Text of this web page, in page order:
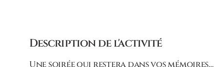
Description de l'activité
Une soirée qui restera dans vos mémoires…